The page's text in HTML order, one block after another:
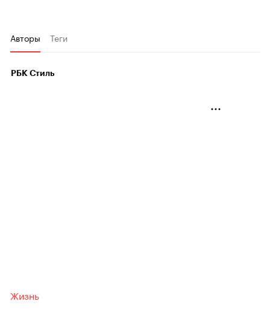
Авторы Теги
РБК Стиль
Жизнь